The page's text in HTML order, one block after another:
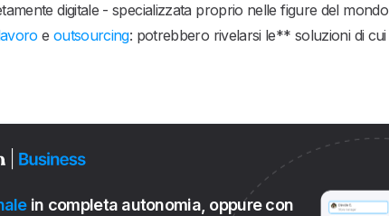
digitale - specializzata proprio nelle figure del mondo
e outsourcing: potrebbero rivelarsi le** soluzioni di cui
in completa autonomia, oppure con